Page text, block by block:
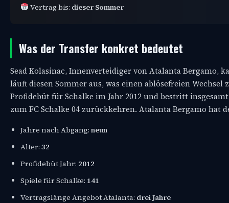
Vertrag bis: dieser Sommer
Was der Transfer konkret bedeutet
Sead Kolasinac, Innenverteidiger von Atalanta Bergamo,
läuft diesen Sommer aus, was einen ablösefreien
Profidebüt für Schalke im Jahr 2012 und bestritt
zum FC Schalke 04 zurückkehren. Atalanta Bergamo
Jahre nach Abgang: neun
Alter: 32
Profidebüt Jahr: 2012
Spiele für Schalke: 141
Vertragslänge Angebot Atalanta: drei Jahre